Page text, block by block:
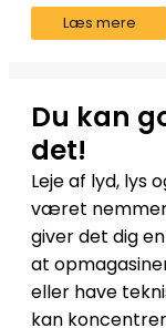
Læs mere
Du kan
det!
Leje af lyd, lys
været
giver det dig
at
eller have
kan